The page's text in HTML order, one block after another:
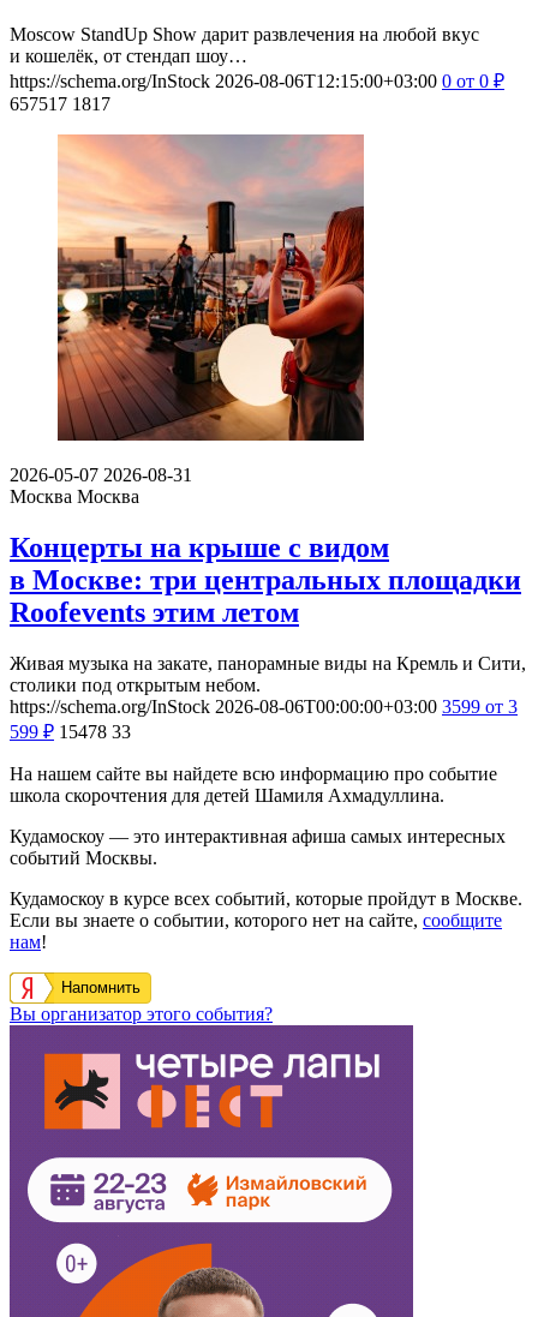
Moscow StandUp Show дарит развлечения на любой вкус
и кошелёк, от стендап шоу…
https://schema.org/InStock 2026-08-06T12:15:00+03:00 0 от 0 ₽
657517 1817
2026-05-07 2026-08-31
Москва Москва
Концерты на крыше с видом
в Москве: три центральных площадки
Roofevents этим летом
Живая музыка на закате, панорамные виды на Кремль и Сити,
столики под открытым небом.
https://schema.org/InStock 2026-08-06T00:00:00+03:00 3599 от 3
599 ₽ 15478 33
На нашем сайте вы найдете всю информацию про событие
школа скорочтения для детей Шамиля Ахмадуллина.
Кудамоскоу — это интерактивная афиша самых интересных
событий Москвы.
Кудамоскоу в курсе всех событий, которые пройдут в Москве.
Если вы знаете о событии, которого нет на сайте, сообщите
нам!
Напомнить
Вы организатор этого события?